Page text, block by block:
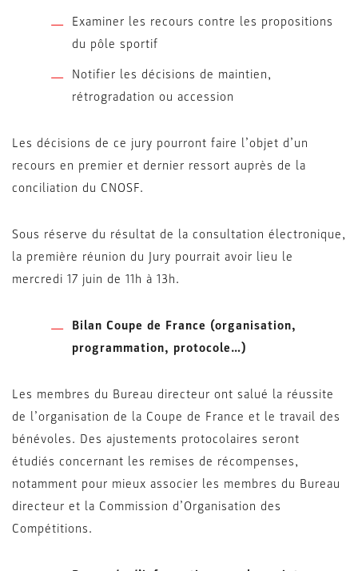
Examiner les recours contre les propositions
du pôle sportif
Notifier les décisions de maintien,
rétrogradation ou accession
Les décisions de ce jury pourront faire l’objet d’un
recours en premier et dernier ressort auprès de la
conciliation du CNOSF.
Sous réserve du résultat de la consultation électronique,
la première réunion du Jury pourrait avoir lieu le
mercredi 17 juin de 11h à 13h.
Bilan Coupe de France (organisation,
programmation, protocole…)
Les membres du Bureau directeur ont salué la réussite
de l’organisation de la Coupe de France et le travail des
bénévoles. Des ajustements protocolaires seront
étudiés concernant les remises de récompenses,
notamment pour mieux associer les membres du Bureau
directeur et la Commission d’Organisation des
Compétitions.